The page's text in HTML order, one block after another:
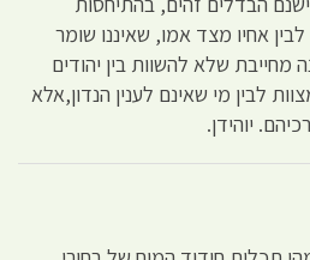
אחיו מצד אמו, שאיננו שומר
מחייבת שלא להשוות בין יהודים
לבין מי שאינם לענין הנדון,אלא
יוהידן.